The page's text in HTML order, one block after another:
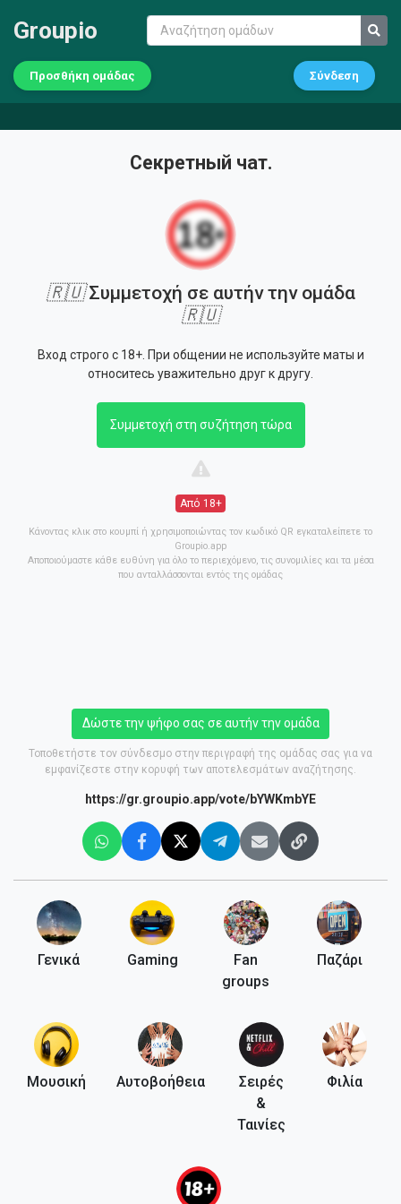
Groupio
Προσθήκη ομάδας Σύνδεση
Секретный чат.
🇷🇺Συμμετοχή σε αυτήν την ομάδα
🇷🇺
Вход строго с 18+. При общении не используйте маты и
относитесь уважительно друг к другу.
Συμμετοχή στη συζήτηση τώρα
Από 18+
Κάνοντας κλικ στο κουμπί ή χρησιμοποιώντας τον κωδικό QR εγκαταλείπετε το
Groupio.app
Αποποιούμαστε κάθε ευθύνη για όλο το περιεχόμενο, τις συνομιλίες και τα μέσα
που ανταλλάσσονται εντός της ομάδας
Δώστε την ψήφο σας σε αυτήν την ομάδα
Τοποθετήστε τον σύνδεσμο στην περιγραφή της ομάδας σας για να
εμφανίζεστε στην κορυφή των αποτελεσμάτων αναζήτησης.
https://gr.groupio.app/vote/bYWKmbYE
Γενικά Gaming
Fan
groups
Παζάρι
Μουσική Αυτοβοήθεια
Σειρές
&
Ταινίες
Φιλία